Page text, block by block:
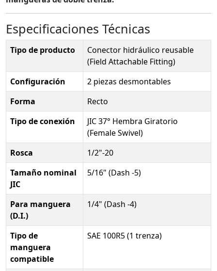
Especificaciones Técnicas
Tipo de producto
Conector hidráulico reusable
(Field Attachable Fitting)
Configuración
2 piezas desmontables
Forma
Recto
Tipo de conexión
JIC 37° Hembra Giratorio
(Female Swivel)
Rosca
1/2"-20
Tamaño nominal
JIC
5/16" (Dash -5)
Para manguera
(D.I.)
1/4" (Dash -4)
Tipo de
manguera
compatible
SAE 100R5 (1 trenza)